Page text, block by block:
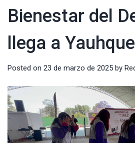
Bienestar del
llega a
Posted on 23 de marzo de 2025 by